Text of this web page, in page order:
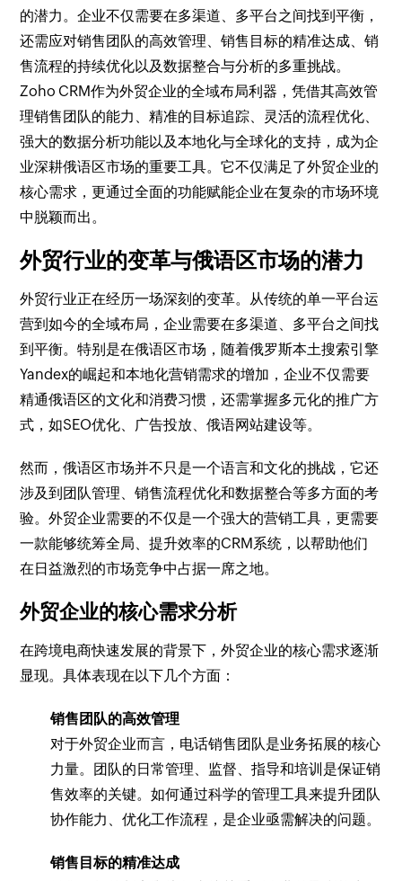
的潜力。企业不仅需要在多渠道、多平台之间找到平衡，
还需应对销售团队的高效管理、销售目标的精准达成、销
售流程的持续优化以及数据整合与分析的多重挑战。
Zoho CRM作为外贸企业的全域布局利器，凭借其高效管
理销售团队的能力、精准的目标追踪、灵活的流程优化、
强大的数据分析功能以及本地化与全球化的支持，成为企
业深耕俄语区市场的重要工具。它不仅满足了外贸企业的
核心需求，更通过全面的功能赋能企业在复杂的市场环境
中脱颖而出。
外贸行业的变革与俄语区市场的潜力
外贸行业正在经历一场深刻的变革。从传统的单一平台运
营到如今的全域布局，企业需要在多渠道、多平台之间找
到平衡。特别是在俄语区市场，随着俄罗斯本土搜索引擎
Yandex的崛起和本地化营销需求的增加，企业不仅需要
精通俄语区的文化和消费习惯，还需掌握多元化的推广方
式，如SEO优化、广告投放、俄语网站建设等。
然而，俄语区市场并不只是一个语言和文化的挑战，它还
涉及到团队管理、销售流程优化和数据整合等多方面的考
验。外贸企业需要的不仅是一个强大的营销工具，更需要
一款能够统筹全局、提升效率的CRM系统，以帮助他们
在日益激烈的市场竞争中占据一席之地。
外贸企业的核心需求分析
在跨境电商快速发展的背景下，外贸企业的核心需求逐渐
显现。具体表现在以下几个方面：
销售团队的高效管理
对于外贸企业而言，电话销售团队是业务拓展的核心
力量。团队的日常管理、监督、指导和培训是保证销
售效率的关键。如何通过科学的管理工具来提升团队
协作能力、优化工作流程，是企业亟需解决的问题。
销售目标的精准达成